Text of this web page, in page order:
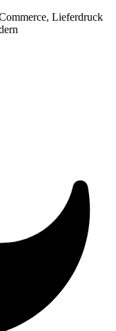
Lieferdruck